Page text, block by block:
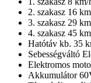
2. szakasz 16
3. szakasz 29
4. szakasz 45
Hatótáv kb. 35
Sebességváltó
Elektromos
Akkumulátor